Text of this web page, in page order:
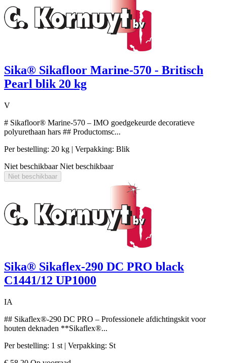
Sika® Sikafloor Marine-570 - Britisch
Pearl blik 20 kg
V
# Sikafloor® Marine-570 – IMO goedgekeurde decoratieve
polyurethaan hars ## Productomsc...
Per bestelling: 20 kg | Verpakking: Blik
Niet beschikbaarNiet beschikbaar
Niet beschikbaar
Sika® Sikaflex-290 DC PRO black
C1441/12 UP1000
IA
## Sikaflex®-290 DC PRO – Professionele afdichtingskit voor
houten deknaden **Sikaflex®...
Per bestelling: 1 st | Verpakking: St